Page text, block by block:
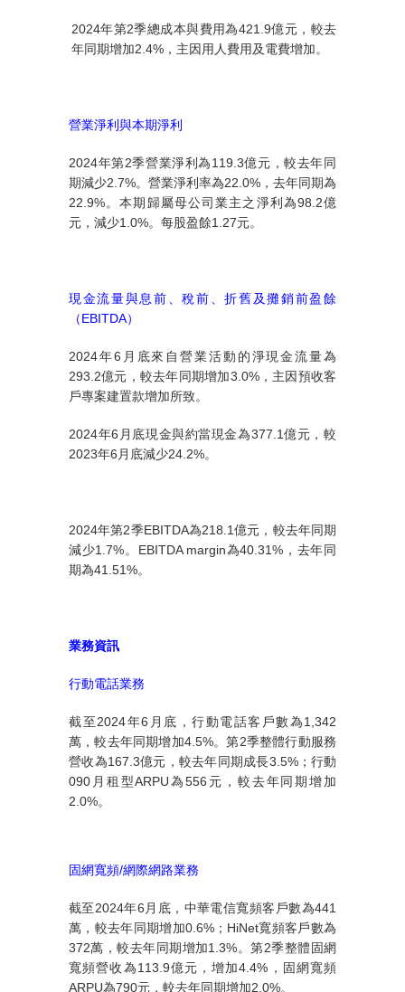
2024年第2季總成本與費用為421.9億元，較去
年同期增加2.4%，主因用人費用及電費增加。
營業淨利與本期淨利
2024年第2季營業淨利為119.3億元，較去年同
期減少2.7%。營業淨利率為22.0% ， 去年同期為
22.9%。本期歸屬母公司業主之淨利為98.2億
元，減少1.0%。每股盈餘1.27元。
現金流量與息前、稅前、折舊及攤銷前盈餘
（EBITDA）
2024年6 月底來自營業活動的淨現金流量為
293.2億元，較去年同期增加3.0%，主因預收客
戶專案建置款增加所致。
2024年6 月底現金與約當現金為377.1億元，較
2023年6 月底減少24.2%。
2024年第2季EBITDA為218.1億元，較去年同期
減少1.7%。 EBITDA margin為40.31% ，去年同
期為41.51%。
業務資訊
行動電話業務
截至2024年6 月底，行動電話客戶數為1,342
萬，較去年同期增加4.5%。第2季整體行動服務
營收為167.3億元，較去年同期成長3.5%；行動
090 月租型ARPU為556 元，較去年同期增加
2.0%。
固網寬頻/網際網路業務
截至2024年6 月底，中華電信寬頻客戶數為441
萬，較去年同期增加0.6% ； HiNet寬頻客戶數為
372萬，較去年同期增加1.3%。第2季整體固網
寬頻營收為113.9億元，增加4.4% ，固網寬頻
ARPU為790元，較去年同期增加2.0%。